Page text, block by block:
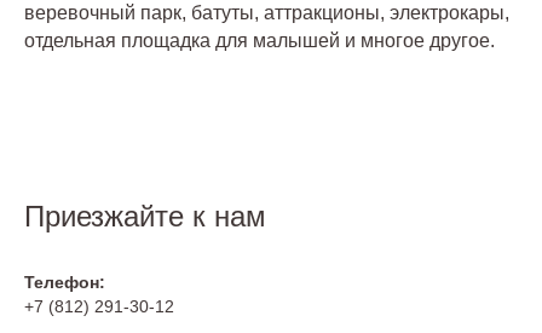
веревочный парк, батуты, аттракционы, электрокары,
отдельная площадка для малышей и многое другое.
Приезжайте к нам
Телефон:
+7 (812) 291-30-12